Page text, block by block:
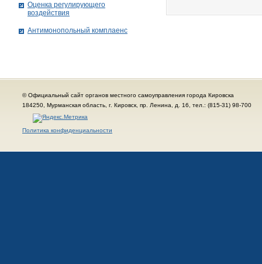
Оценка регулирующего
воздействия
Антимонопольный комплаенс
© Официальный сайт органов местного самоуправления города Кировска
184250, Мурманская область, г. Кировск, пр. Ленина, д. 16, тел.: (815-31) 98-700
Политика конфиденциальности